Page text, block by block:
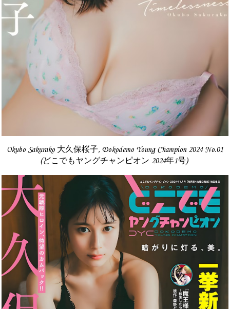
Okubo Sakurako 大久保桜子, Dokodemo Young Champion 2024 No.01
(どこでもヤングチャンピオン 2024年1号)